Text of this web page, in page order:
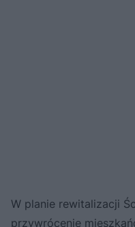
W planie rewitalizacji
przywrócenie